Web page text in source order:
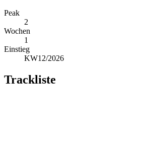
Peak
2
Wochen
1
Einstieg
KW12/2026
Trackliste